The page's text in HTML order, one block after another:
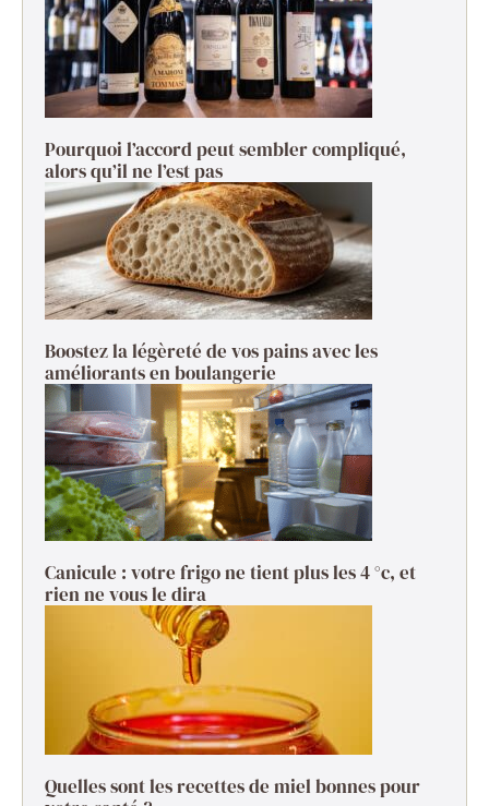
Pourquoi l’accord peut sembler compliqué,
alors qu’il ne l’est pas
Boostez la légèreté de vos pains avec les
améliorants en boulangerie
Canicule : votre frigo ne tient plus les 4 °c, et
rien ne vous le dira
Quelles sont les recettes de miel bonnes pour